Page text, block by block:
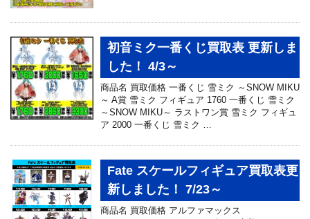
初音ミク一番くじ買取表 更新しま
した！ 4/3～
商品名 買取価格 一番くじ 雪ミク ～SNOW MIKU
～ A賞 雪ミク フィギュア 1760 一番くじ 雪ミク
～SNOW MIKU～ ラストワン賞 雪ミク フィギュ
ア 2000 ⼀番くじ 雪ミク …
Fate スケールフィギュア買取表更
新しました！ 7/23～
商品名 買取価格 アルファマックス